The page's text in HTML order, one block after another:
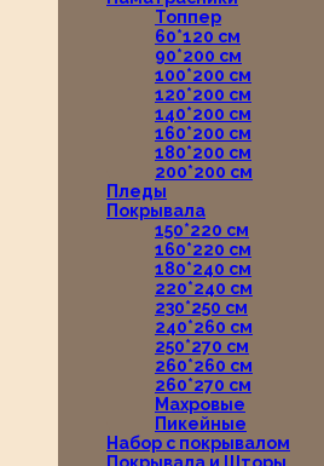
Топпер
60*120 см
90*200 см
100*200 см
120*200 см
140*200 см
160*200 см
180*200 см
200*200 см
Пледы
Покрывала
150*220 см
160*220 см
180*240 см
220*240 см
230*250 см
240*260 см
250*270 см
260*260 см
260*270 см
Махровые
Пикейные
Набор с покрывалом